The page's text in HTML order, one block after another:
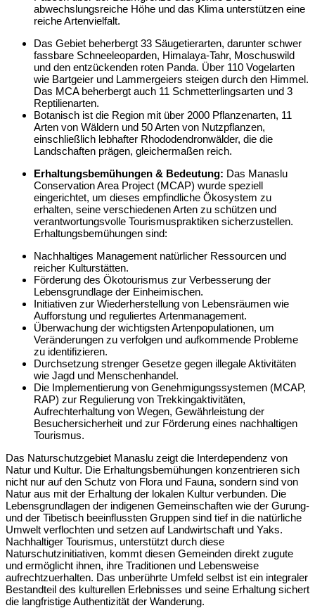
abwechslungsreiche Höhe und das Klima unterstützen eine
reiche Artenvielfalt.
Das Gebiet beherbergt 33 Säugetierarten, darunter schwer
fassbare Schneeleoparden, Himalaya-Tahr, Moschuswild
und den entzückenden roten Panda. Über 110 Vogelarten
wie Bartgeier und Lammergeiers steigen durch den Himmel.
Das MCA beherbergt auch 11 Schmetterlingsarten und 3
Reptilienarten.
Botanisch ist die Region mit über 2000 Pflanzenarten, 11
Arten von Wäldern und 50 Arten von Nutzpflanzen,
einschließlich lebhafter Rhododendronwälder, die die
Landschaften prägen, gleichermaßen reich.
Erhaltungsbemühungen & Bedeutung: Das Manaslu
Conservation Area Project (MCAP) wurde speziell
eingerichtet, um dieses empfindliche Ökosystem zu
erhalten, seine verschiedenen Arten zu schützen und
verantwortungsvolle Tourismuspraktiken sicherzustellen.
Erhaltungsbemühungen sind:
Nachhaltiges Management natürlicher Ressourcen und
reicher Kulturstätten.
Förderung des Ökotourismus zur Verbesserung der
Lebensgrundlage der Einheimischen.
Initiativen zur Wiederherstellung von Lebensräumen wie
Aufforstung und reguliertes Artenmanagement.
Überwachung der wichtigsten Artenpopulationen, um
Veränderungen zu verfolgen und aufkommende Probleme
zu identifizieren.
Durchsetzung strenger Gesetze gegen illegale Aktivitäten
wie Jagd und Menschenhandel.
Die Implementierung von Genehmigungssystemen (MCAP,
RAP) zur Regulierung von Trekkingaktivitäten,
Aufrechterhaltung von Wegen, Gewährleistung der
Besuchersicherheit und zur Förderung eines nachhaltigen
Tourismus.
Das Naturschutzgebiet Manaslu zeigt die Interdependenz von
Natur und Kultur. Die Erhaltungsbemühungen konzentrieren sich
nicht nur auf den Schutz von Flora und Fauna, sondern sind von
Natur aus mit der Erhaltung der lokalen Kultur verbunden. Die
Lebensgrundlagen der indigenen Gemeinschaften wie der Gurung-
und der Tibetisch beeinflussten Gruppen sind tief in die natürliche
Umwelt verflochten und setzen auf Landwirtschaft und Yaks.
Nachhaltiger Tourismus, unterstützt durch diese
Naturschutzinitiativen, kommt diesen Gemeinden direkt zugute
und ermöglicht ihnen, ihre Traditionen und Lebensweise
aufrechtzuerhalten. Das unberührte Umfeld selbst ist ein integraler
Bestandteil des kulturellen Erlebnisses und seine Erhaltung sichert
die langfristige Authentizität der Wanderung.